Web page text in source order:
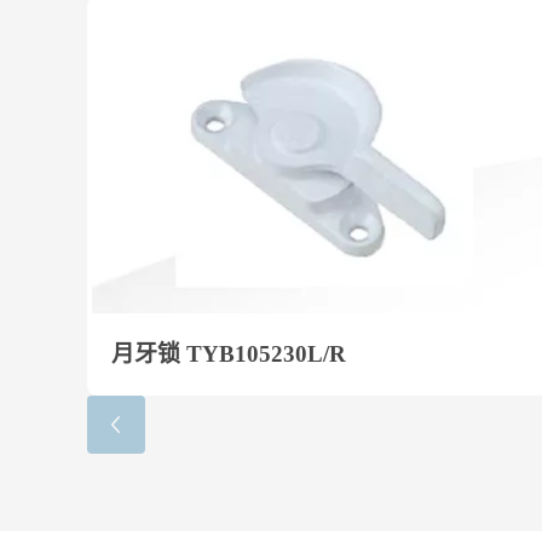
月牙锁 TYB105230L/R